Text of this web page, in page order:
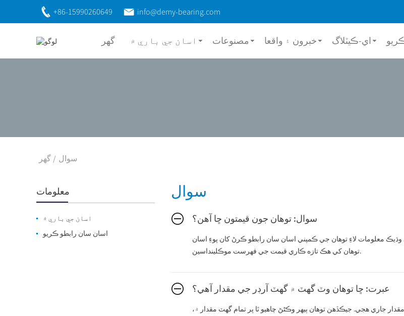
+86-15990260649 info@demy-bearing.com
گھر اسان جي باري ۾ مصنوعات خبرون ۽ واقعا اي-ڪيٽلاگ
گھر سوال
معلومات
اسان جي باري ۾
اسان سان رابطو ڪريو
سوال
سوال: توهان جون قيمتون ڇا آهن؟
معلومات لاءِ توهان جي ڪمپني اسان سان رابطو ڪرڻ کان پوءِ اسان
توهان کي هڪ تازه ڪاري قيمت جي فهرست موڪلينداسين.
عبرت: ڇا توهان وٽ گهٽ ۾ گهٽ آرڊر جي مقدار آهي؟
جاري هجي. جيڪڏهن توهان ٻيهر وڪڻڻ چاهيو ٿا پر تمام گهٽ مقدار ۾،